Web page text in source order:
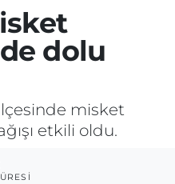
dolu
misket
etkili oldu.
ve Fikstür